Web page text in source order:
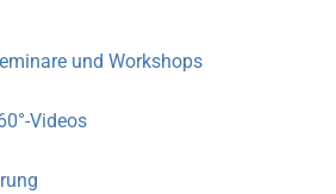
und Workshops
Videos